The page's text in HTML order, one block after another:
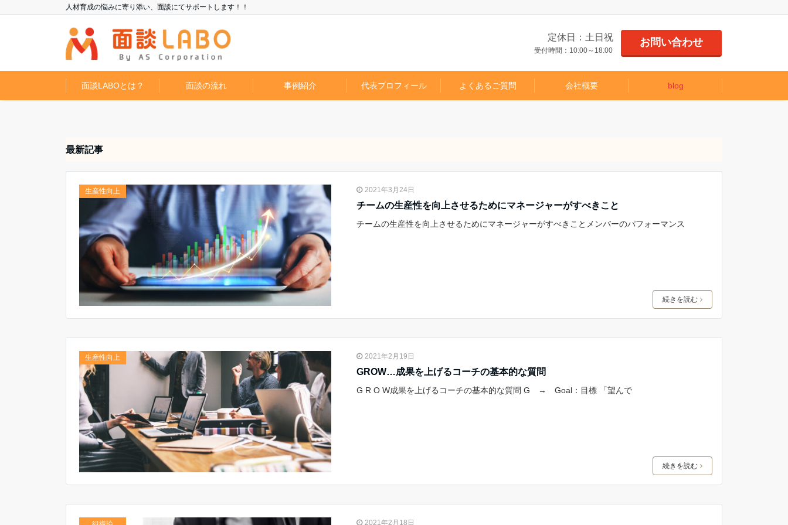
人材育成の悩みに寄り添い、面談にてサポートします！！
定休日：土日祝
受付時間：10:00～18:00
お問い合わせ
面談LABOとは？ 面談の流れ 事例紹介 代表プロフィール よくあるご質問 会社概要 blog
最新記事
生産性向上 2021年3月24日
チームの生産性を向上させるためにマネージャーがすべきこと
チームの生産性を向上させるためにマネージャーがすべきことメンバーのパフォーマンス
続きを読む
生産性向上 2021年2月19日
GROW…成果を上げるコーチの基本的な質問
G R O W成果を上げるコーチの基本的な質問 G → Goal：目標 「望んで
続きを読む
2021年2月18日